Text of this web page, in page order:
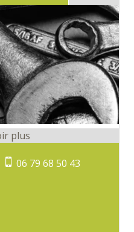
06 79 68 50 43